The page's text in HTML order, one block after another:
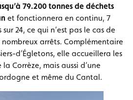
79.200 tonnes de déchets
et fonctionnera en continu, 7
sur 24, ce qui n’est pas le cas de
arrêts. Complémentaire
d’Égletons, elle accueillera les
Corrèze, mais aussi d’une
et même du Cantal.